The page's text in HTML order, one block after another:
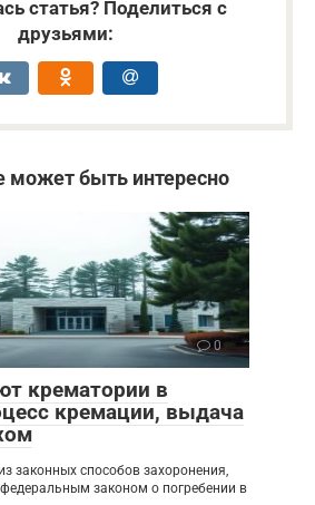
статья? Поделиться с
друзьями:
может быть интересно
0
крематории в
кремации, выдача
законных способов захоронения,
законом о погребении в